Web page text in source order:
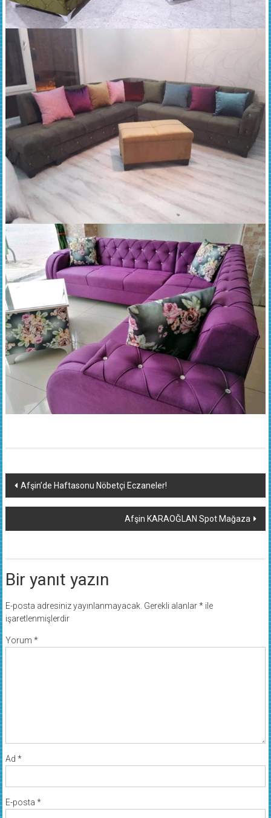
Yazı
dolaşımı
Afşin’de Haftasonu Nöbetçi Eczaneler!
Afşin KARAOĞLAN Spot Mağaza
Bir yanıt yazın
E-posta adresiniz yayınlanmayacak. Gerekli alanlar*ile
işaretlenmişlerdir
Yorum *
Ad *
E-posta *